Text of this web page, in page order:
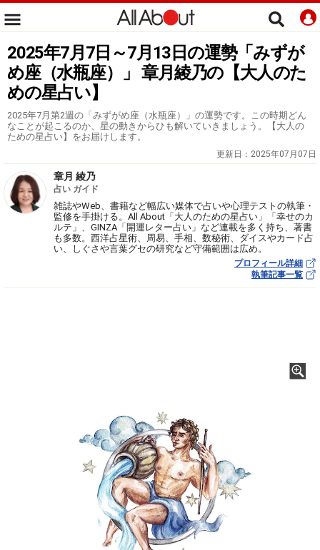
2025年7月7日～7月13日の運勢「みずが
め座（水瓶座）」 章月綾乃の【大人のた
めの星占い】
2025年7月第2週の「みずがめ座（水瓶座）」の運勢です。この時期どん
なことが起こるのか、星の動きからひも解いていきましょう。【大人の
ための星占い】をお届けします。
更新日： 2025年07月07日
章月 綾乃
占い ガイド
雑誌やWeb、書籍など幅広い媒体で占いや心理テストの執筆・
監修を手掛ける。All About「大人のための星占い」「幸せのカ
ルテ」、GINZA「開運レター占い」など連載を多く持ち、著書
も多数。西洋占星術、周易、手相、数秘術、ダイスやカード占
い、しぐさや言葉グセの研究など守備範囲は広め。
プロフィール詳細
執筆記事一覧